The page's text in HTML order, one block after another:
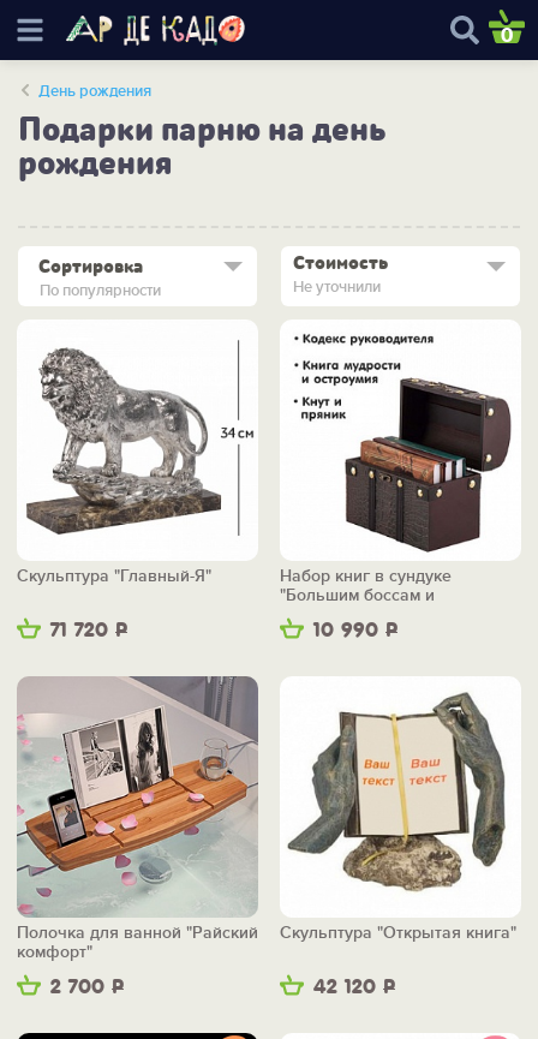
0
День рождения
Подарки парню на день
рождения
По популярности
Сортировка Стоимость
Не уточнили
71 720 Р
Скульптура "Главный-Я"
10 990 Р
Набор книг в сундуке
"Большим боссам и
маленьким"
2 700 Р
Полочка для ванной "Райский
комфорт"
42 120 Р
Скульптура "Открытая книга"